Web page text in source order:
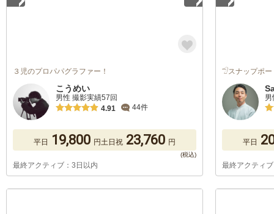
３児のプロパパグラファー！
こうめい
男性 撮影実績57回
4.91
44件
平日 19,800 円土日祝 23,760 円
最終アクティブ：3日以内
𓅿スナップポー
平日
最終アクティ